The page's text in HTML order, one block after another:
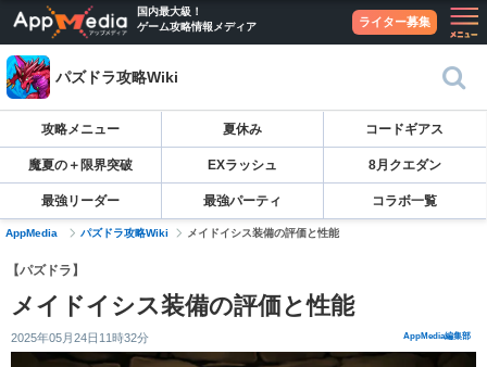
国内最大級！
ゲーム攻略情報メディア
ライター募集
パズドラ攻略Wiki
攻略メニュー 夏休み コードギアス
魔夏の＋限界突破 EXラッシュ 8月クエダン
最強リーダー 最強パーティ コラボ一覧
AppMedia パズドラ攻略Wiki メイドイシス装備の評価と性能
【パズドラ】
メイドイシス装備の評価と性能
2025年05月24日11時32分 AppMedia編集部